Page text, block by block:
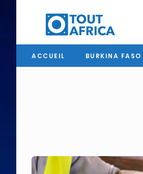
ACCUEIL BURKINA FASO